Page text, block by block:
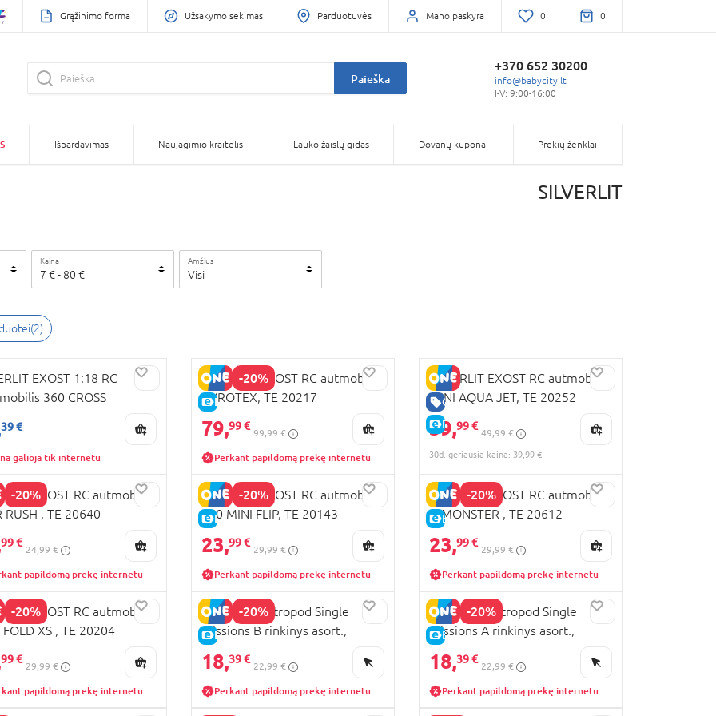
Grąžinimo forma Užsakymo sekimas Parduotuvės Mano paskyra 0 0
Paieška
+370 652 30200
info@babycity.lt
I-V: 9:00-16:00
Išpardavimas Naujagimio kraitelis Lauko žaislų gidas Dovanų kuponai Prekių ženklai
SILVERLIT
Kaina
7 € - 80 €
Amžius
Visi
KAINA
EXOST 1:18 RC
360 CROSS
39 €
galioja tik internetu
-20%
E-KAINA
SILVERLIT EXOST RC autmobilis
GYROTEX, TE 20217
79,99 €
99,99 €
Perkant papildomą prekę internetu
GERA KAINA
E-KAINA
SILVERLIT EXOST RC autmobilis
MINI AQUA JET, TE 20252
39,99 €
49,99 €
30d. geriausia kaina: 39,99 €
-20%EXOST RC autmobilis
RUSH , TE 20640
99 €
24,99 €
papildomą prekę internetu
-20%
E-KAINA
SILVERLIT EXOST RC autmobilis
360 MINI FLIP, TE 20143
23,99 €
29,99 €
Perkant papildomą prekę internetu
-20%
E-KAINA
SILVERLIT EXOST RC autmobilis
X-MONSTER , TE 20612
23,99 €
29,99 €
Perkant papildomą prekę internetu
-20%EXOST RC autmobilis
XS , TE 20204
99 €
29,99 €
papildomą prekę internetu
-20%
E-KAINA
SILVERLIT Astropod Single
missions B rinkinys asort.,
80335
18,39 €
22,99 €
Perkant papildomą prekę internetu
-20%
E-KAINA
SILVERLIT Astropod Single
missions A rinkinys asort.,
80331
18,39 €
22,99 €
Perkant papildomą prekę internetu